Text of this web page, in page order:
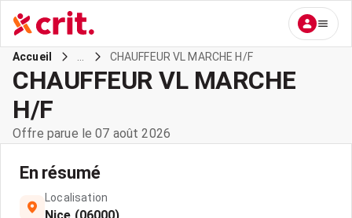
Accueil CHAUFFEUR VL MARCHE H/F
CHAUFFEUR VL MARCHE
H/F
Offre parue le 07 août 2026
En résumé
Localisation